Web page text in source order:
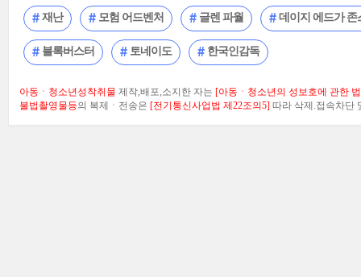
재난 모험 어드벤처 글렌 파월 데이지 에드가 존
블록버스터 토네이도 한국인감독
아동ㆍ청소년성착취물 제작,배포,소지한 자는 [아동ㆍ청소년의 성보호에 관한
불법촬영물등의 복제ㆍ전송은 [전기통신사업법 제22조의5] 따라 삭제.접속차단